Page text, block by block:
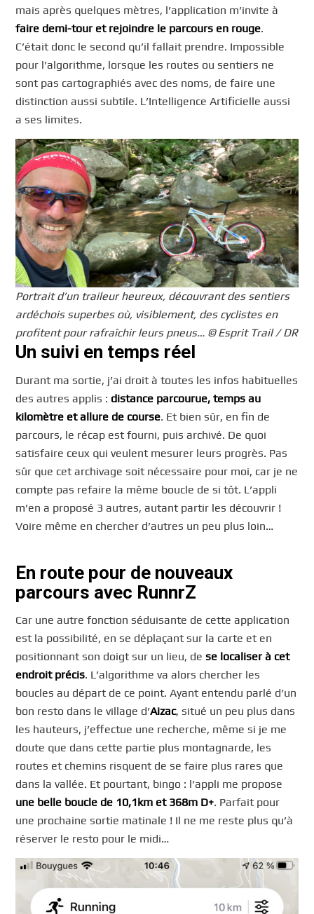
mais après quelques mètres, l’application m’invite à
faire demi-tour et rejoindre le parcours en rouge.
C’était donc le second qu’il fallait prendre. Impossible
pour l’algorithme, lorsque les routes ou sentiers ne
sont pas cartographiés avec des noms, de faire une
distinction aussi subtile. L’Intelligence Artificielle aussi
a ses limites.
Portrait d’un traileur heureux, découvrant des sentiers
ardéchois superbes où, visiblement, des cyclistes en
profitent pour rafraîchir leurs pneus… © Esprit Trail / DR
Un suivi en temps réel
Durant ma sortie, j’ai droit à toutes les infos habituelles
des autres applis : distance parcourue, temps au
kilomètre et allure de course. Et bien sûr, en fin de
parcours, le récap est fourni, puis archivé. De quoi
satisfaire ceux qui veulent mesurer leurs progrès. Pas
sûr que cet archivage soit nécessaire pour moi, car je ne
compte pas refaire la même boucle de si tôt. L’appli
m’en a proposé 3 autres, autant partir les découvrir !
Voire même en chercher d’autres un peu plus loin…
En route pour de nouveaux
parcours avec RunnrZ
Car une autre fonction séduisante de cette application
est la possibilité, en se déplaçant sur la carte et en
positionnant son doigt sur un lieu, dese localiser à cet
endroit précis. L’algorithme va alors chercher les
boucles au départ de ce point. Ayant entendu parlé d’un
bon resto dans le village d’Aizac, situé un peu plus dans
les hauteurs, j’effectue une recherche, même si je me
doute que dans cette partie plus montagnarde, les
routes et chemins risquent de se faire plus rares que
dans la vallée. Et pourtant, bingo : l’appli me propose
une belle boucle de 10,1km et 368m D+. Parfait pour
une prochaine sortie matinale ! Il ne me reste plus qu’à
réserver le resto pour le midi…